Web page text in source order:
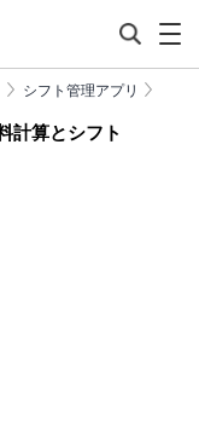
シフト管理アプリ
計算とシフト